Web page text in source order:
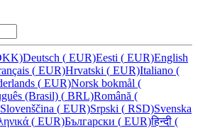
Deutsch ( EUR)Eesti ( EUR)English
( EUR)Hrvatski ( EUR)Italiano (
( EUR)Norsk bokmål (
(Brasil) ( BRL)Română (
Slovenščina ( EUR)Srpski ( RSD)Svenska
( EUR)Български ( EUR)हिन्दी (